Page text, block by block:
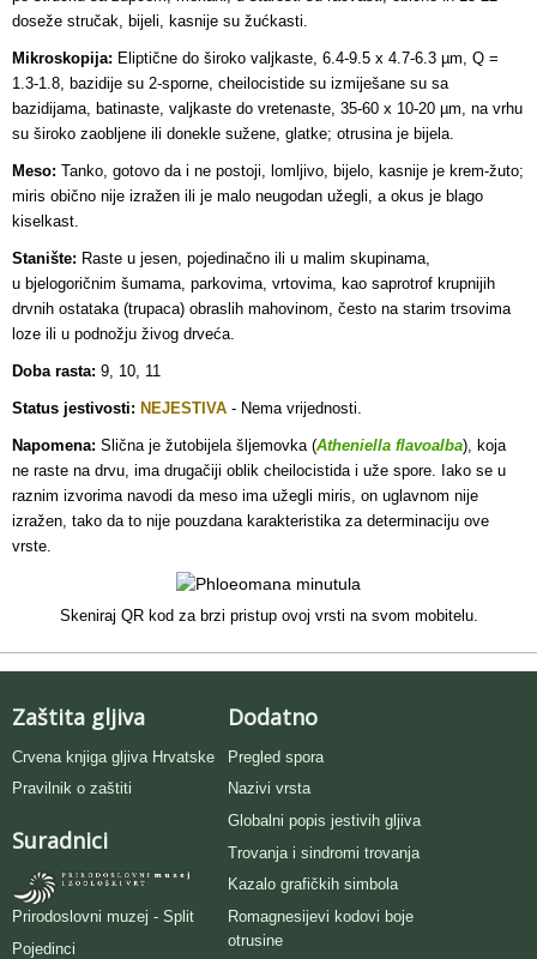
doseže stručak, bijeli, kasnije su žućkasti.
Mikroskopija: Eliptične do široko valjkaste, 6.4-9.5 x 4.7-6.3 µm, Q =
1.3-1.8, bazidije su 2-sporne, cheilocistide su izmiješane su sa
bazidijama, batinaste, valjkaste do vretenaste, 35-60 x 10-20 µm, na vrhu
su široko zaobljene ili donekle sužene, glatke; otrusina je bijela.
Meso: Tanko, gotovo da i ne postoji, lomljivo, bijelo, kasnije je krem-žuto;
miris obično nije izražen ili je malo neugodan užegli, a okus je blago
kiselkast.
Stanište: Raste u jesen, pojedinačno ili u malim skupinama,
u bjelogoričnim šumama, parkovima, vrtovima, kao saprotrof krupnijih
drvnih ostataka (trupaca) obraslih mahovinom, često na starim trsovima
loze ili u podnožju živog drveća.
Doba rasta: 9, 10, 11
Status jestivosti: NEJESTIVA - Nema vrijednosti.
Napomena: Slična je žutobijela šljemovka (Atheniella flavoalba), koja
ne raste na drvu, ima drugačiji oblik cheilocistida i uže spore. Iako se u
raznim izvorima navodi da meso ima užegli miris, on uglavnom nije
izražen, tako da to nije pouzdana karakteristika za determinaciju ove
vrste.
Skeniraj QR kod za brzi pristup ovoj vrsti na svom mobitelu.
Zaštita gljiva
Crvena knjiga gljiva Hrvatske
Pravilnik o zaštiti
Suradnici
Prirodoslovni muzej - Split
Pojedinci
Dodatno
Pregled spora
Nazivi vrsta
Globalni popis jestivih gljiva
Trovanja i sindromi trovanja
Kazalo grafičkih simbola
Romagnesijevi kodovi boje
otrusine